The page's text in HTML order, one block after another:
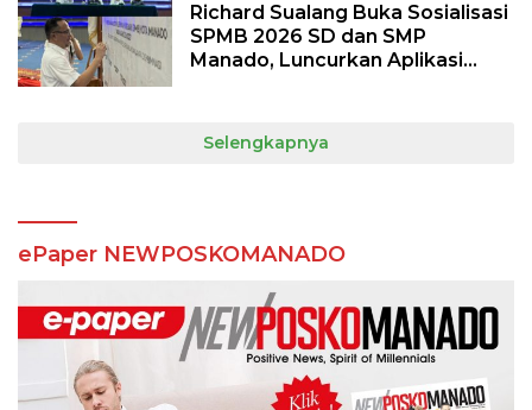
Richard Sualang Buka Sosialisasi
SPMB 2026 SD dan SMP
Manado, Luncurkan Aplikasi
Selengkapnya
ePaper NEWPOSKOMANADO